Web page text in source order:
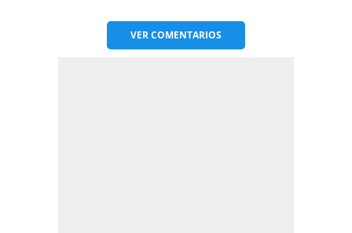
VERCOMENTARIOS